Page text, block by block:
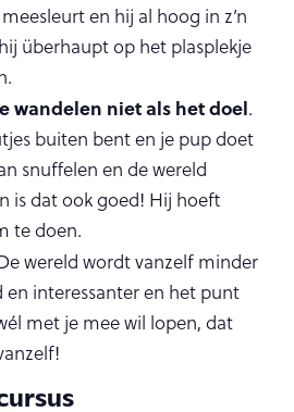
en hij al hoog in z’n
überhaupt op het plasplekje
wandelen niet als het doel.
buiten bent en je pup doet
snuffelen en de wereld
is dat ook goed! Hij hoeft
te doen.
wereld wordt vanzelf minder
en interessanter en het punt
met je mee wil lopen, dat